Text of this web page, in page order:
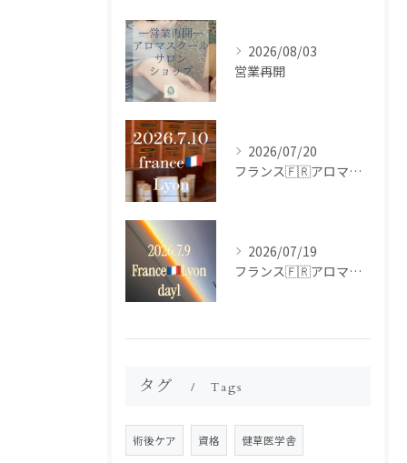
2026/08/03
営業再開
2026/07/20
フランス🇫🇷アロマ研修ツアー𝗱𝗮𝘆𝟮
2026/07/19
フランス🇫🇷アロマ研修ツアー𝗱𝗮𝘆𝟭
タグ Tags
術後ケア 資格 健草医学舎